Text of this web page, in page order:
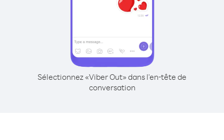
Sélectionnez «Viber Out» dans l'en-tête de
conversation